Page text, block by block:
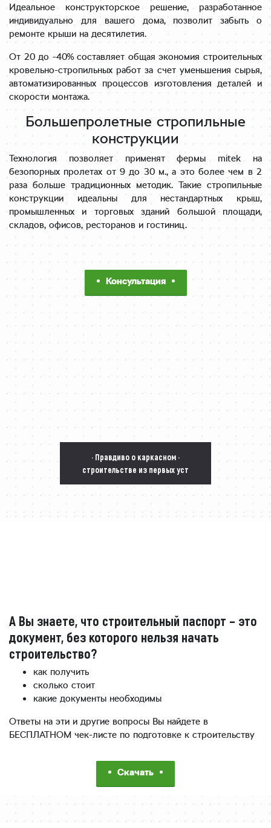
Идеальное конструкторское решение, разработанное
индивидуально для вашего дома, позволит забыть о
ремонте крыши на десятилетия.
От 20 до -40% составляет общая экономия строительных
кровельно-стропильных работ за счет уменьшения сырья,
автоматизированных процессов изготовления деталей и
скорости монтажа.
Большепролетные стропильные
конструкции
Технология позволяет применят фермы mitek на
безопорных пролетах от 9 до 30 м., а это более чем в 2
раза больше традиционных методик. Такие стропильные
конструкции идеальны для нестандартных крыш,
промышленных и торговых зданий большой площади,
складов, офисов, ресторанов и гостиниц.
Консультация
· Правдиво о каркасном ·
строительстве из первых уст
А Вы знаете, что строительный паспорт – это
документ, без которого нельзя начать
строительство?
как получить
сколько стоит
какие документы необходимы
Ответы на эти и другие вопросы Вы найдете в
БЕСПЛАТНОМ чек-листе по подготовке к строительству
Скачать